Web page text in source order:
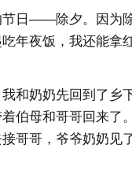
节日——除夕。因为
年夜饭，我还能拿
和奶奶先回到了乡
伯母和哥哥回来了
哥哥，爷爷奶奶见